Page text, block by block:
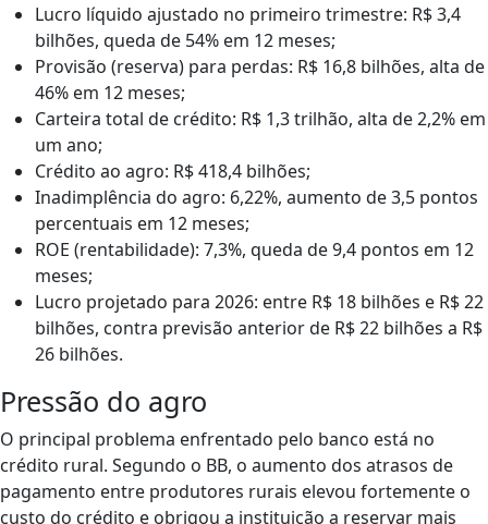
Lucro líquido ajustado no primeiro trimestre: R$ 3,4
bilhões, queda de 54% em 12 meses;
Provisão (reserva) para perdas: R$ 16,8 bilhões, alta de
46% em 12 meses;
Carteira total de crédito: R$ 1,3 trilhão, alta de 2,2% em
um ano;
Crédito ao agro: R$ 418,4 bilhões;
Inadimplência do agro: 6,22%, aumento de 3,5 pontos
percentuais em 12 meses;
ROE (rentabilidade): 7,3%, queda de 9,4 pontos em 12
meses;
Lucro projetado para 2026: entre R$ 18 bilhões e R$ 22
bilhões, contra previsão anterior de R$ 22 bilhões a R$
26 bilhões.
Pressão do agro
O principal problema enfrentado pelo banco está no
crédito rural. Segundo o BB, o aumento dos atrasos de
pagamento entre produtores rurais elevou fortemente o
custo do crédito e obrigou a instituição a reservar mais